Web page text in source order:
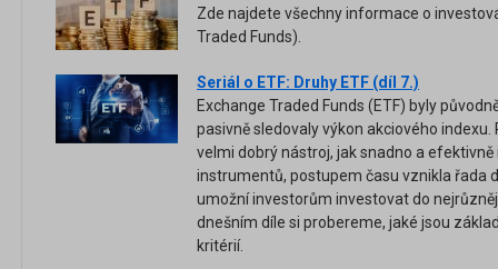
Zde najdete všechny informace o
Traded Funds).
Seriál o ETF: Druhy ETF (díl 7.)
Exchange Traded Funds (ETF) byly
pasivně sledovaly výkon akciového
velmi dobrý nástroj, jak snadno a
instrumentů, postupem času vznikla řada
umožní investorům investovat do
dnešním díle si probereme, jaké jsou
kritérií.